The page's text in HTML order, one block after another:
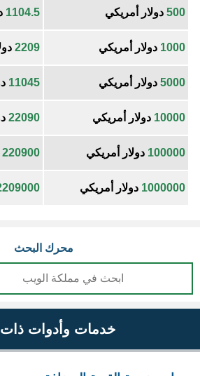
500 دولار أمريكي 1104.5
1000 دولار أمريكي 2209
5000 دولار أمريكي 11045
10000 دولار أمريكي 22090
100000 دولار أمريكي 220900
1000000 دولار أمريكي
محرك البحث
خدمات وأدوات